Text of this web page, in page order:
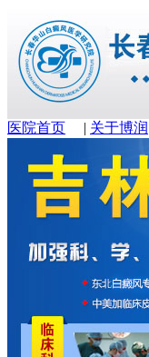
医院首页 | 关于博润